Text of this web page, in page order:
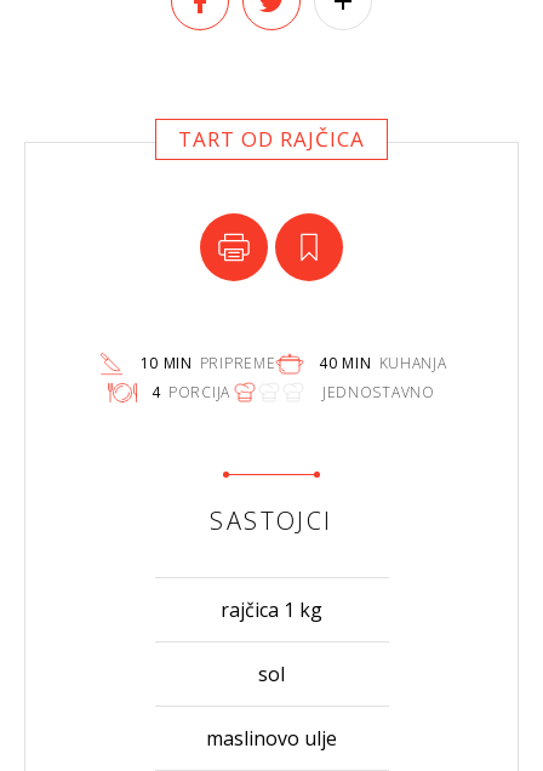
TART OD RAJČICA
10 MIN PRIPREME 40 MIN KUHANJA
4 PORCIJA JEDNOSTAVNO
SASTOJCI
rajčica 1 kg
sol
maslinovo ulje